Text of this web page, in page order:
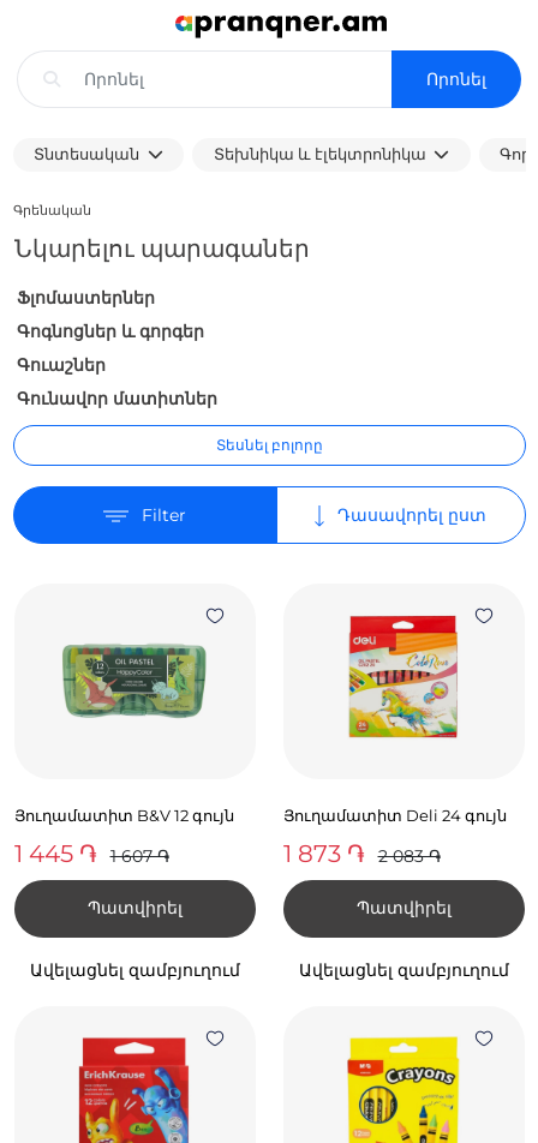
Որոնել
Տնտեսական Տեխնիկա և էլեկտրոնիկա
Գրենական
Նկարելու պարագաներ
Ֆլոմաստերներ
Գոգնոցներ և գորգեր
Գուաշներ
Գունավոր մատիտներ
Տեսնել բոլորը
Filter Դասավորել ըստ
Յուղամատիտ B&V 12 գույն
1 445 ֏ 1 607 ֏
Պատվիրել
Ավելացնել զամբյուղում
Յուղամատիտ Deli 24 գույն
1 873 ֏ 2 083 ֏
Պատվիրել
Ավելացնել զամբյուղում